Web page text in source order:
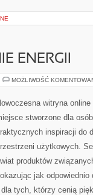
ENERGII
MOŻLIWOŚĆ
witryna
stworzone dla
inspiracji do
użytkowych.
produktów
jak odpowiednio
tych, którzy cenią